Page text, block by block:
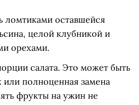
ломтиками оставшейся
целой клубникой и
орехами.
салата. Это может быть
или полноценная замена
фрукты на ужин не